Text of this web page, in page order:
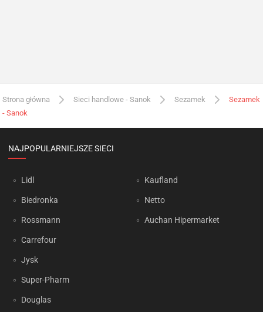
Strona główna Sieci handlowe - Sanok Sezamek
Sezamek
- Sanok
NAJPOPULARNIEJSZE SIECI
Lidl
Biedronka
Rossmann
Carrefour
Jysk
Super-Pharm
Douglas
Kaufland
Netto
Auchan Hipermarket